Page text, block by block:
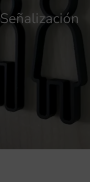
Señalización